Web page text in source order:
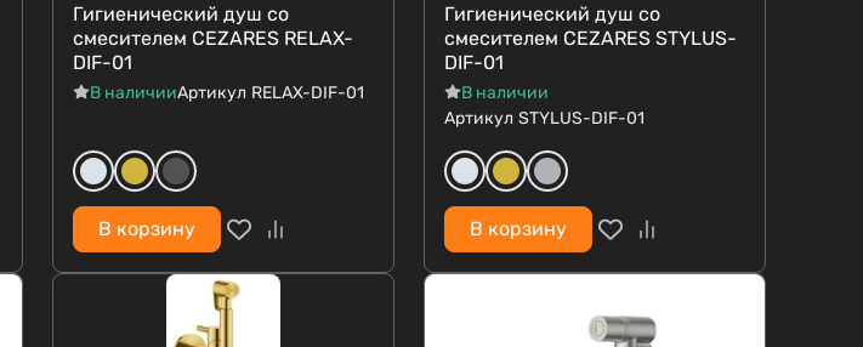
Гигиенический душ со
смесителем CEZARES RELAX-
DIF-01
В наличииАртикул RELAX-DIF-01
В корзину
Гигиенический душ со
смесителем CEZARES STYLUS-
DIF-01
В наличии
Артикул STYLUS-DIF-01
В корзину